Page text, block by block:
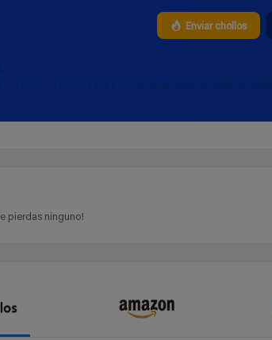
Enviar chollos
últimos chollos para comprar al mejor precio ➡️
pierdas ninguno!